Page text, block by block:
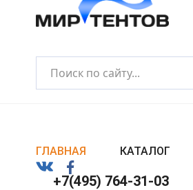
ГЛАВНАЯ КАТАЛОГ
+7(495) 764-31-03